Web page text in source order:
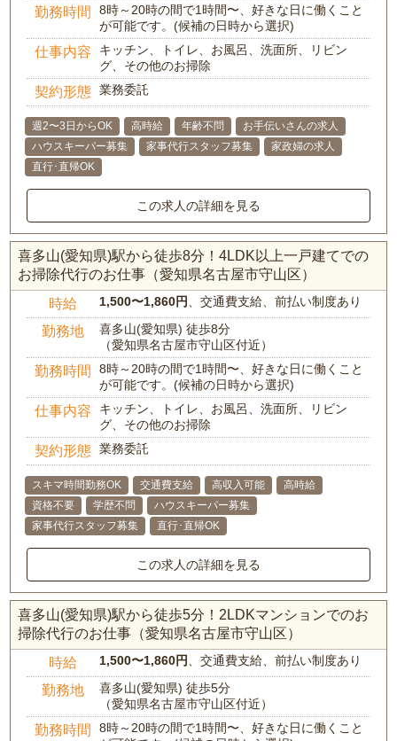
勤務時間
8時～20時の間で1時間〜、好きな日に働くこと
が可能です。(候補の日時から選択)
仕事内容
キッチン、トイレ、お風呂、洗面所、リビン
グ、その他のお掃除
契約形態 業務委託
週2〜3日からOK 高時給 年齢不問
お手伝いさんの求人
ハウスキーパー募集
家事代行スタッフ募集
家政婦の求人
直行･直帰OK
この求人の詳細を見る
喜多山(愛知県)駅から徒歩8分！4LDK以上一戸建てでの
お掃除代行のお仕事（愛知県名古屋市守山区）
時給 1,500〜1,860円、交通費支給、前払い制度あり
勤務地
喜多山(愛知県) 徒歩8分
（愛知県名古屋市守山区付近）
勤務時間
8時～20時の間で1時間〜、好きな日に働くこと
が可能です。(候補の日時から選択)
仕事内容
キッチン、トイレ、お風呂、洗面所、リビン
グ、その他のお掃除
契約形態 業務委託
スキマ時間勤務OK 交通費支給 高収入可能
高時給
資格不要
学歴不問
ハウスキーパー募集
家事代行スタッフ募集
直行･直帰OK
この求人の詳細を見る
喜多山(愛知県)駅から徒歩5分！2LDKマンションでのお
掃除代行のお仕事（愛知県名古屋市守山区）
時給 1,500〜1,860円、交通費支給、前払い制度あり
勤務地
喜多山(愛知県) 徒歩5分
（愛知県名古屋市守山区付近）
勤務時間
8時～20時の間で1時間〜、好きな日に働くこと